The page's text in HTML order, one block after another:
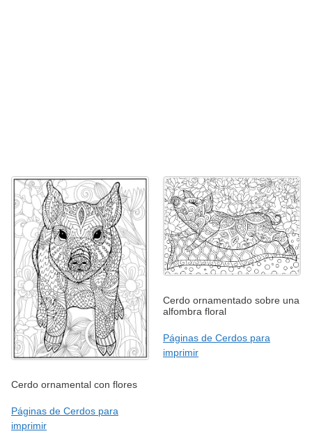
Cerdo ornamental con flores
Páginas de Cerdos para
imprimir
Cerdo ornamentado sobre una
alfombra floral
Páginas de Cerdos para
imprimir